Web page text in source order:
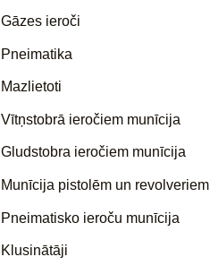
Gāzes ieroči
Pneimatika
Mazlietoti
Vītņstobrā ieročiem munīcija
Gludstobra ieročiem munīcija
Munīcija pistolēm un revolveriem
Pneimatisko ieroču munīcija
Klusinātāji